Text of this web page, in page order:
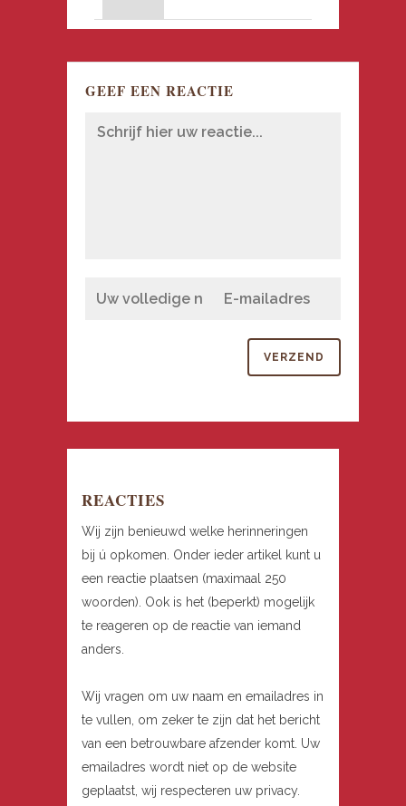
GEEF EEN REACTIE
REACTIES
Wij zijn benieuwd welke herinneringen
bij ú opkomen. Onder ieder artikel kunt u
een reactie plaatsen (maximaal 250
woorden). Ook is het (beperkt) mogelijk
te reageren op de reactie van iemand
anders.
Wij vragen om uw naam en emailadres in
te vullen, om zeker te zijn dat het bericht
van een betrouwbare afzender komt. Uw
emailadres wordt niet op de website
geplaatst, wij respecteren uw privacy.